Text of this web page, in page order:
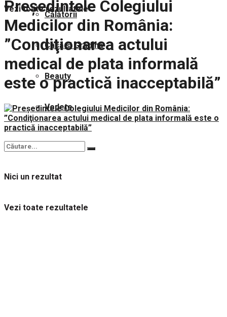
Călătorii
Casă și Grădină
Beauty
Vedete
Nici un rezultat
Vezi toate rezultatele
Vezi toate rezultatele
Președintele Colegiului
Medicilor din România:
”Condiţionarea actului
medical de plata informală
este o practică inacceptabilă”